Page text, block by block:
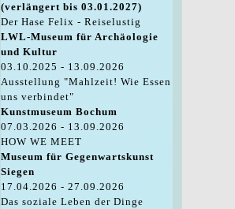
(verlängert bis 03.01.2027)
Der Hase Felix - Reiselustig
LWL-Museum für Archäologie
und Kultur
03.10.2025 - 13.09.2026
Ausstellung "Mahlzeit! Wie Essen
uns verbindet"
Kunstmuseum Bochum
07.03.2026 - 13.09.2026
HOW WE MEET
Museum für Gegenwartskunst
Siegen
17.04.2026 - 27.09.2026
Das soziale Leben der Dinge